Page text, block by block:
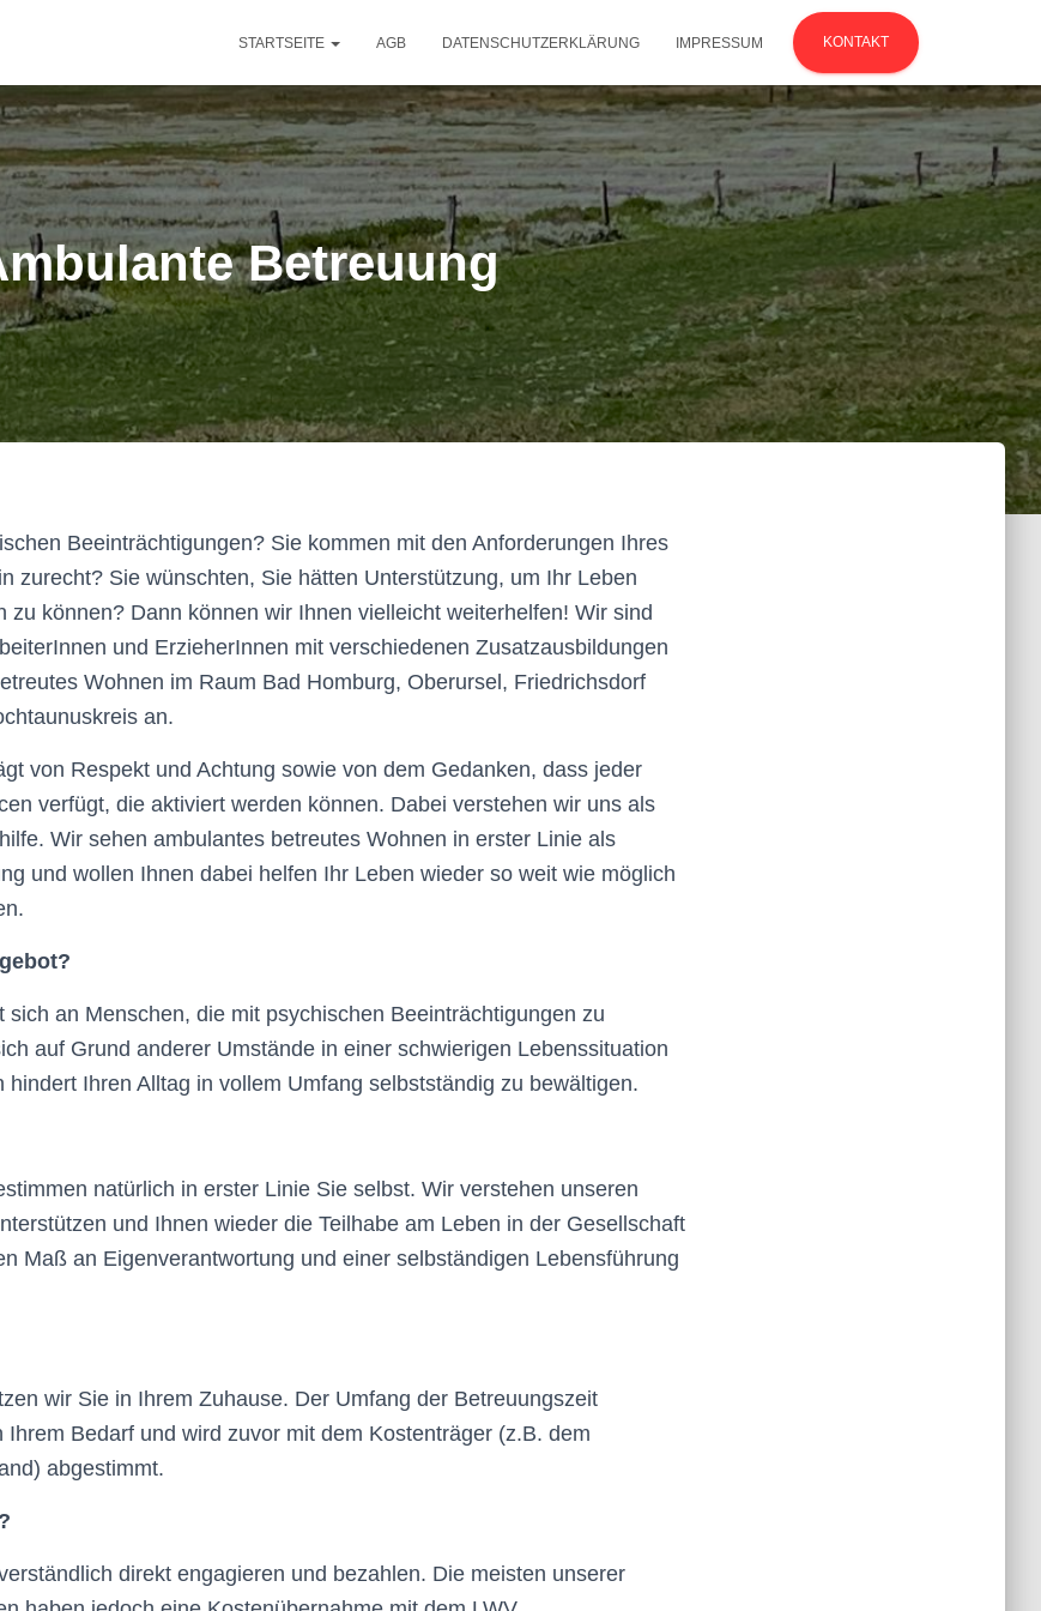
STARTSEITE AGB DATENSCHUTZERKLÄRUNG IMPRESSUM KONTAKT
Betreuung
Beeinträchtigungen? Sie kommen mit den Anforderungen Ihres
zurecht? Sie wünschten, Sie hätten Unterstützung, um Ihr Leben
zu können? Dann können wir Ihnen vielleicht weiterhelfen! Wir sind
und ErzieherInnen mit verschiedenen Zusatzausbildungen
Wohnen im Raum Bad Homburg, Oberursel, Friedrichsdorf
an.
von Respekt und Achtung sowie von dem Gedanken, dass jeder
verfügt, die aktiviert werden können. Dabei verstehen wir uns als
Wir sehen ambulantes betreutes Wohnen in erster Linie als
und wollen Ihnen dabei helfen Ihr Leben wieder so weit wie möglich
sich an Menschen, die mit psychischen Beeinträchtigungen zu
auf Grund anderer Umstände in einer schwierigen Lebenssituation
hindert Ihren Alltag in vollem Umfang selbstständig zu bewältigen.
natürlich in erster Linie Sie selbst. Wir verstehen unseren
und Ihnen wieder die Teilhabe am Leben in der Gesellschaft
Maß an Eigenverantwortung und einer selbständigen Lebensführung
wir Sie in Ihrem Zuhause. Der Umfang der Betreuungszeit
Ihrem Bedarf und wird zuvor mit dem Kostenträger (z.B. dem
abgestimmt.
direkt engagieren und bezahlen. Die meisten unserer